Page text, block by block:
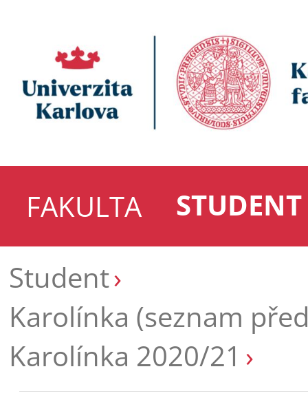
FAKULTA
STUDENT
Student
Karolínka (seznam
Karolínka 2020/21